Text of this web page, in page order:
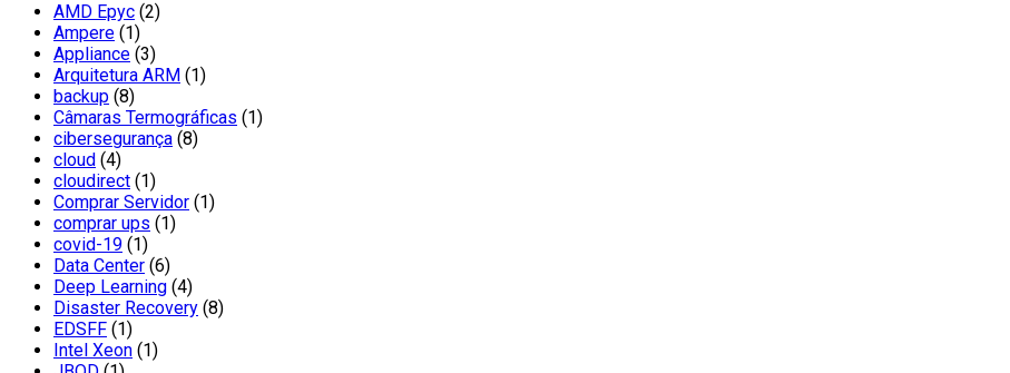
AMD Epyc (2)
Ampere (1)
Appliance (3)
Arquitetura ARM (1)
backup (8)
Câmaras Termográficas (1)
cibersegurança (8)
cloud (4)
cloudirect (1)
Comprar Servidor (1)
comprar ups (1)
covid-19 (1)
Data Center (6)
Deep Learning (4)
Disaster Recovery (8)
EDSFF (1)
Intel Xeon (1)